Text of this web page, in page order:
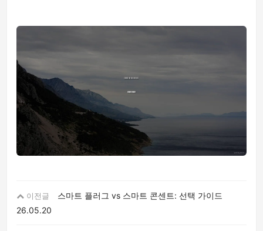
이전글
스마트 플러그 vs 스마트 콘센트: 선택 가이드
26.05.20